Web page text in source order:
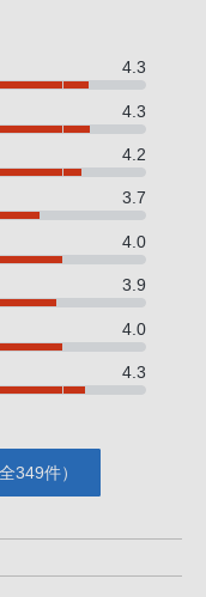
4.3
4.3
4.2
3.7
4.0
3.9
4.0
4.3
349件）